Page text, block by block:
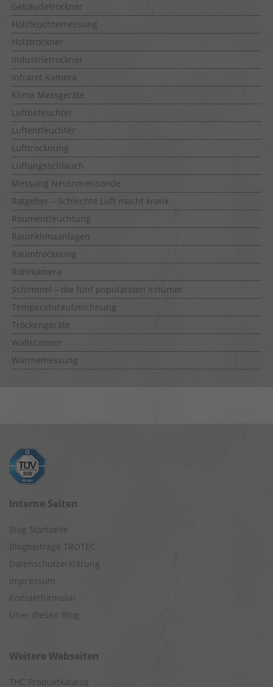
Gebäudetrockner
Holzfeuchtemessung
Holztrockner
Industrietrockner
Infrarot Kamera
Klima Messgeräte
Luftbefeuchter
Luftentfeuchter
Lufttrocknung
Lüftungsschlauch
Messung Neutronensonde
Ratgeber – Schlechte Luft macht krank
Raumentfeuchtung
Raumklimaanlagen
Raumtrocknung
Rohrkamera
Schimmel – die fünf populärsten Irrtümer
Temperaturaufzeichnung
Trockengeräte
Wallscanner
Wärmemessung
Interne Seiten
Blog Startseite
Blogbeiträge TROTEC
Datenschutzerklärung
Impressum
Kontaktformular
Über diesen Blog
Weitere Webseiten
THC Produktkatalog